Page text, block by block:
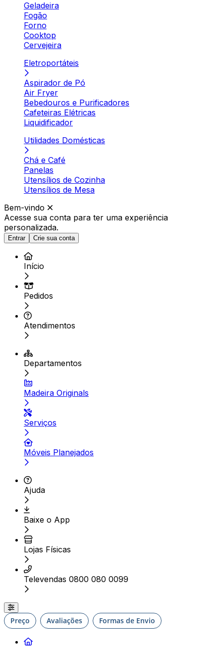
Geladeira
Fogão
Forno
Cooktop
Cervejeira
Eletroportáteis
Aspirador de Pó
Air Fryer
Bebedouros e Purificadores
Cafeteiras Elétricas
Liquidificador
Utilidades Domésticas
Chá e Café
Panelas
Utensílios de Cozinha
Utensílios de Mesa
Bem-vindo
Acesse sua conta para ter uma experiência
personalizada.
Entrar Crie sua conta
Início
Pedidos
Atendimentos
Departamentos
Madeira Originals
Serviços
Móveis Planejados
Ajuda
Baixe o App
Lojas Físicas
Televendas 0800 080 0099
Preço Avaliações Formas de Envio